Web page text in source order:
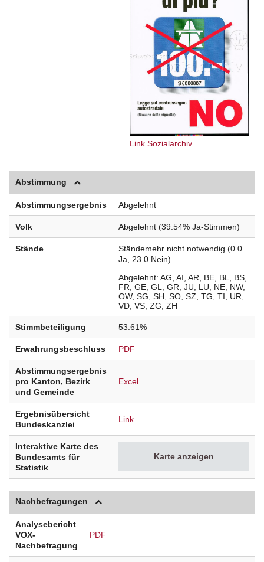
Link Sozialarchiv
Abstimmung
Abstimmungsergebnis Abgelehnt
Volk Abgelehnt (39.54% Ja-Stimmen)
Stände
Ständemehr nicht notwendig (0.0
Ja, 23.0 Nein)
Abgelehnt AG AI AR BE BL
BS
FR GE GL GR JU LU NE NW
OW SG SH SO SZ TG TI
UR
VD VS ZG ZH
Stimmbeteiligung 53.61%
Erwahrungsbeschluss PDF
Abstimmungsergebnis
pro Kanton, Bezirk
und Gemeinde
Excel
Ergebnisübersicht
Bundeskanzlei
Link
Interaktive Karte des
Bundesamts für
Statistik
Karte anzeigen
Nachbefragungen
Analysebericht
VOX-
Nachbefragung
PDF